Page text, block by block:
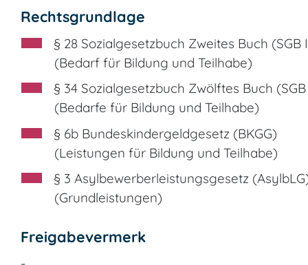
Rechtsgrundlage
§ 28 Sozialgesetzbuch Zweites Buch (SGB
(Bedarf für Bildung und Teilhabe)
§ 34 Sozialgesetzbuch Zwölftes Buch
(Bedarfe für Bildung und Teilhabe)
§ 6b Bundeskindergeldgesetz (BKGG)
(Leistungen für Bildung und Teilhabe)
§ 3 Asylbewerberleistungsgesetz
(Grundleistungen)
Freigabevermerk